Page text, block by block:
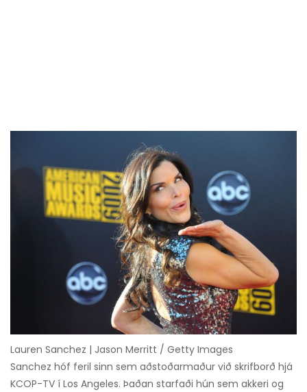
Lauren Sanchez | Jason Merritt / Getty Images
Sanchez hóf feril sinn sem aðstoðarmaður við skrifborð hjá
KCOP-TV í Los Angeles. Þaðan starfaði hún sem akkeri og